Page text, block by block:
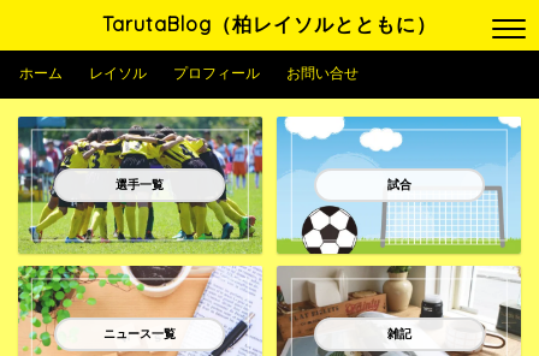
TarutaBlog（柏レイソルとともに）
ホーム レイソル プロフィール お問い合せ
選手一覧 試合
ニュース一覧 雑記